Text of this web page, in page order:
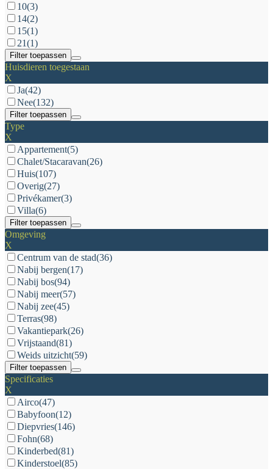
10(3)
14(2)
15(1)
21(1)
Filter toepassen
Huisdieren toegestaan
X
Ja(42)
Nee(132)
Filter toepassen
Type
X
Appartement(5)
Chalet/Stacaravan(26)
Huis(107)
Overig(27)
Privékamer(3)
Villa(6)
Filter toepassen
Omgeving
X
Centrum van de stad(36)
Nabij bergen(17)
Nabij bos(94)
Nabij meer(57)
Nabij zee(45)
Terras(98)
Vakantiepark(26)
Vrijstaand(81)
Weids uitzicht(59)
Filter toepassen
Specificaties
X
Airco(47)
Babyfoon(12)
Diepvries(146)
Fohn(68)
Kinderbed(81)
Kinderstoel(85)